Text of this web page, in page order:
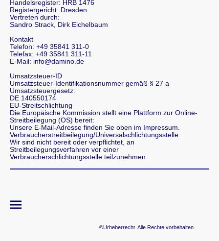
Handelsregister: HRB 1476
Registergericht: Dresden
Vertreten durch:
Sandro Strack, Dirk Eichelbaum
Kontakt
Telefon: +49 35841 311-0
Telefax: +49 35841 311-11
E-Mail: info@damino.de
Umsatzsteuer-ID
Umsatzsteuer-Identifikationsnummer gemäß § 27 a
Umsatzsteuergesetz:
DE 140550174
EU-Streitschlichtung
Die Europäische Kommission stellt eine Plattform zur Online-
Streitbeilegung (OS) bereit:
Unsere E-Mail-Adresse finden Sie oben im Impressum.
Verbraucher­streit­beilegung/Universal­schlichtungs­stelle
Wir sind nicht bereit oder verpflichtet, an
Streitbeilegungsverfahren vor einer
Verbraucherschlichtungsstelle teilzunehmen.
©Urheberrecht. Alle Rechte vorbehalten